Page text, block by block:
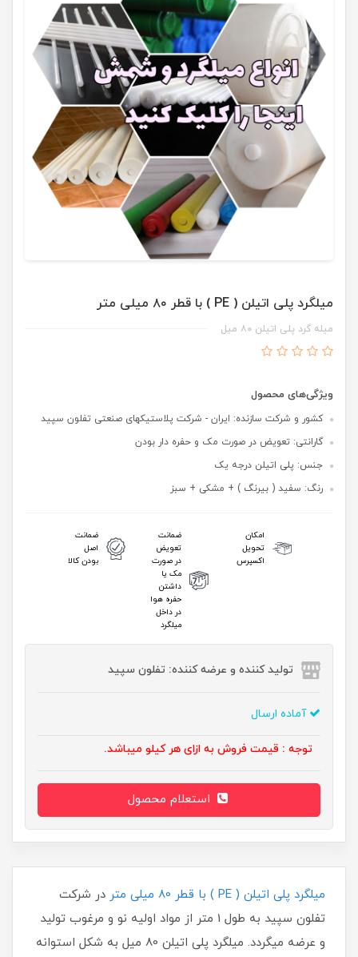
میلگرد پلی اتیلن ( PE ) با قطر ۸۰ میلی متر
میله گرد پلی اتیلن ۸۰ میل
ویژگی‌های محصول
کشور و شرکت سازنده: ایران - شرکت پلاستیکهای صنعتی تفلون سپید
گارانتی: تعویض در صورت مک و حفره دار بودن
جنس: پلی اتیلن درجه یک
رنگ: سفید ( بیرنگ ) + مشکی + سبز
امکان
تحویل
اکسپرس
ضمانت
تعویض
در صورت
مک یا
داشتن
حفره هوا
در داخل
میلگرد
ضمانت
اصل
بودن کالا
تولید کننده و عرضه کننده: تفلون سپید
آماده ارسال
توجه : قیمت فروش به ازای هر کیلو میباشد.
استعلام محصول
میلگرد پلی اتیلن ( PE ) با قطر 80 میلی متر
در شرکت
تفلون سپید به طول 1 متر از مواد اولیه نو و مرغوب تولید
و عرضه میگردد. میلگرد پلی اتیلن 80 میل به شکل استوانه